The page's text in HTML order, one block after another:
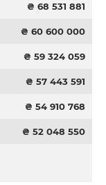
₴ 68 531 881
₴ 60 600 000
₴ 59 324 059
₴ 57 443 591
₴ 54 910 768
₴ 52 048 550